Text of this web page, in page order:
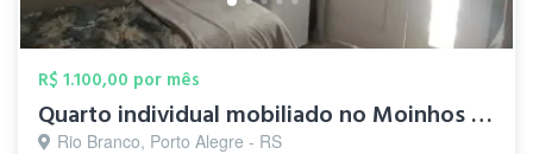
R$ 1.100,00 por mês
Quarto individual mobiliado no Moinhos d...
Rio Branco, Porto Alegre - RS